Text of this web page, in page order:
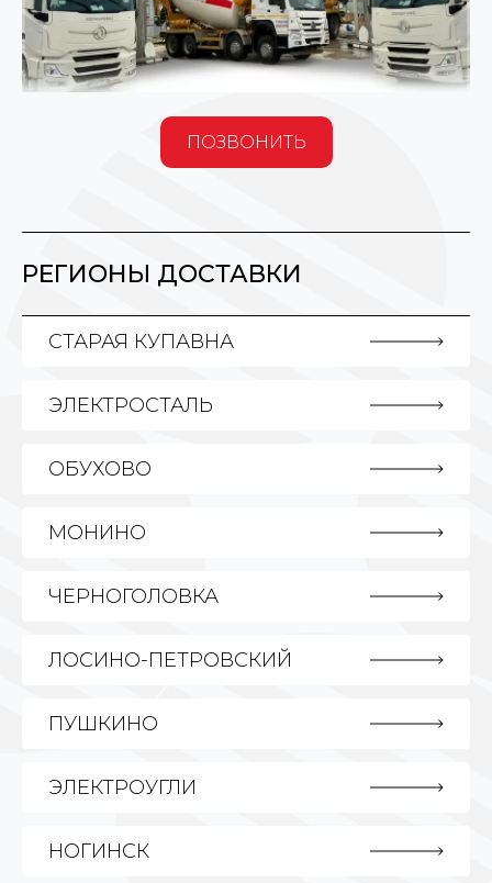
ПОЗВОНИТЬ
РЕГИОНЫ ДОСТАВКИ
СТАРАЯ КУПАВНА
ЭЛЕКТРОСТАЛЬ
ОБУХОВО
МОНИНО
ЧЕРНОГОЛОВКА
ЛОСИНО-ПЕТРОВСКИЙ
ПУШКИНО
ЭЛЕКТРОУГЛИ
НОГИНСК